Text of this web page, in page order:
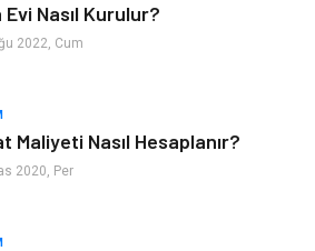
Tatil
Eğitim Kurumları
Evi Nasıl Kurulur?
2022, Cum
Maliyeti Nasıl Hesaplanır?
2020, Per